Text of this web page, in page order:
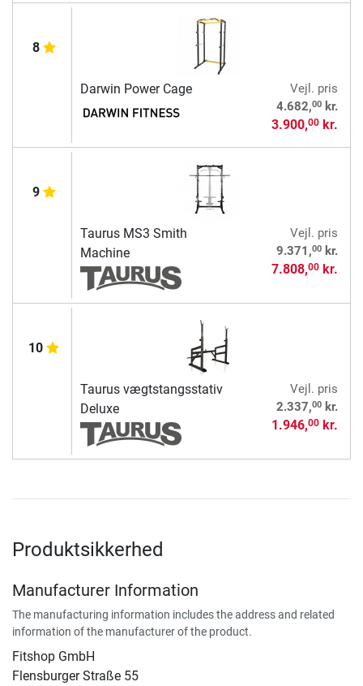
8
Darwin Power Cage
Vejl. pris
4.682,00kr.
3.900,00kr.
9
Taurus MS3 Smith
Machine
Vejl. pris
9.371,00kr.
7.808,00kr.
10
Taurus vægtstangsstativ
Deluxe
Vejl. pris
2.337,00kr.
1.946,00kr.
Produktsikkerhed
Manufacturer Information
The manufacturing information includes the address and related
information of the manufacturer of the product.
Fitshop GmbH
Flensburger Straße 55